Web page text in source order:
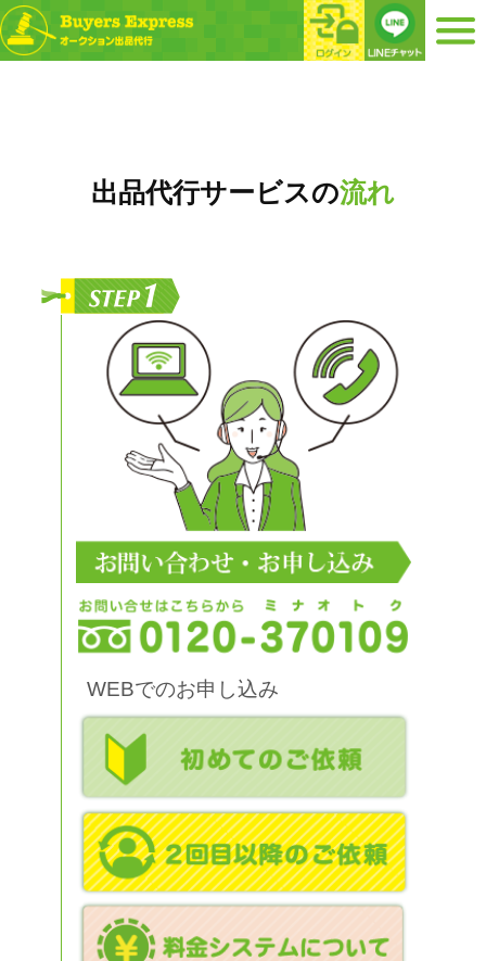
出品代行サービスの流れ
WEBでのお申し込み